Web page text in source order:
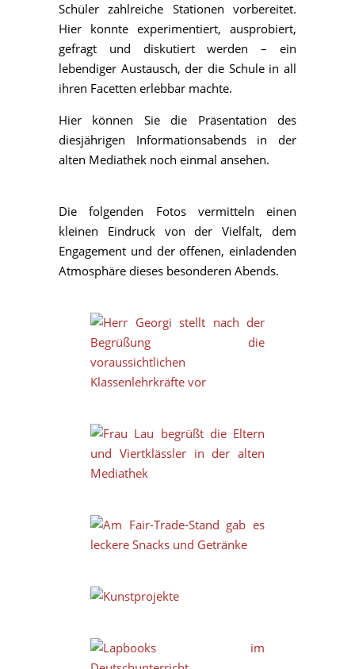
Schüler zahlreiche Stationen vorbereitet.
Hier konnte experimentiert, ausprobiert,
gefragt und diskutiert werden – ein
lebendiger Austausch, der die Schule in all
ihren Facetten erlebbar machte.
Hier können Sie die Präsentation des
diesjährigen Informationsabends in der
alten Mediathek noch einmal ansehen.
Die folgenden Fotos vermitteln einen
kleinen Eindruck von der Vielfalt, dem
Engagement und der offenen, einladenden
Atmosphäre dieses besonderen Abends.